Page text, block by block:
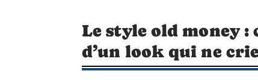
Le style old money :
d’un look qui ne